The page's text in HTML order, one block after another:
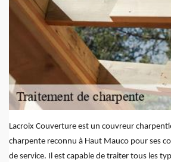
Lacroix Couverture est un couvreur
charpente reconnu à Haut Mauco pour ses
de service. Il est capable de traiter tous les